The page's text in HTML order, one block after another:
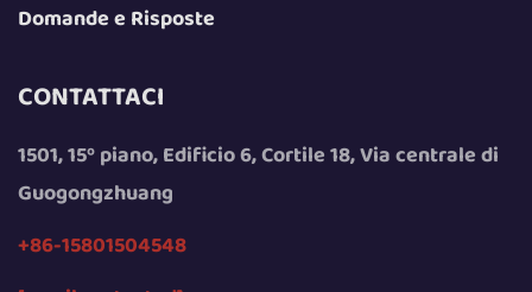
Domande e Risposte
CONTATTACI
1501, 15º piano, Edificio 6, Cortile 18, Via centrale di
Guogongzhuang
+86-15801504548